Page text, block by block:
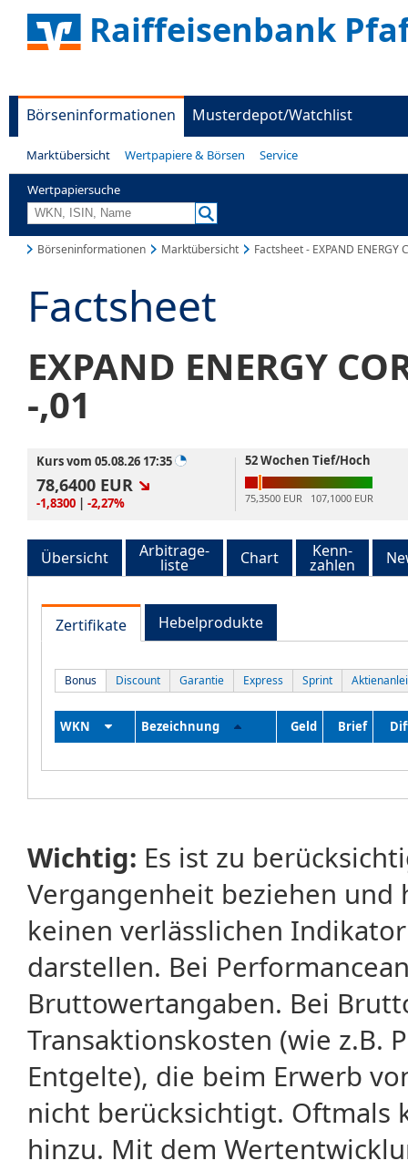
Raiffeisenbank
Börseninformationen Musterdepot/Watchlist
Marktübersicht Wertpapiere & Börsen Service
Wertpapiersuche
Börseninformationen Marktübersicht Factsheet - EXPAND ENERGY
Factsheet
EXPAND ENERGY
-,01
Kurs vom 05.08.26 17:35
78,6400 EUR
-1,8300 | -2,27%
52 Wochen Tief/Hoch
75,3500 EUR 107,1000 EUR
Übersicht Arbitrage-
liste Chart Kenn-
zahlen
Zertifikate Hebelprodukte
Bonus Discount Garantie Express Sprint
WKN Bezeichnung Geld Brief
Wichtig: Es ist zu
Vergangenheit beziehen
keinen verlässlichen
darstellen. Bei
Bruttowertangaben. Bei
Transaktionskosten (wie z.B.
Entgelte), die beim Erwerb
nicht berücksichtigt. Oftmals
hinzu. Mit dem